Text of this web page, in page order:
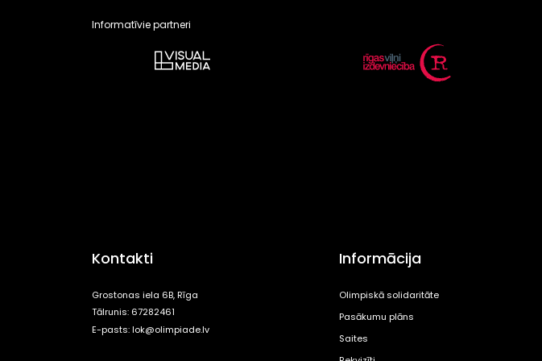
Informatīvie partneri
Kontakti
Grostonas iela 6B, Rīga
Tālrunis: 67282461
E-pasts:lok@olimpiade.lv
Informācija
Olimpiskā solidaritāte
Pasākumu plāns
Saites